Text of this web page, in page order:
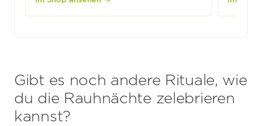
Gibt es noch andere Rituale, wie
du die Rauhnächte zelebrieren
kannst?